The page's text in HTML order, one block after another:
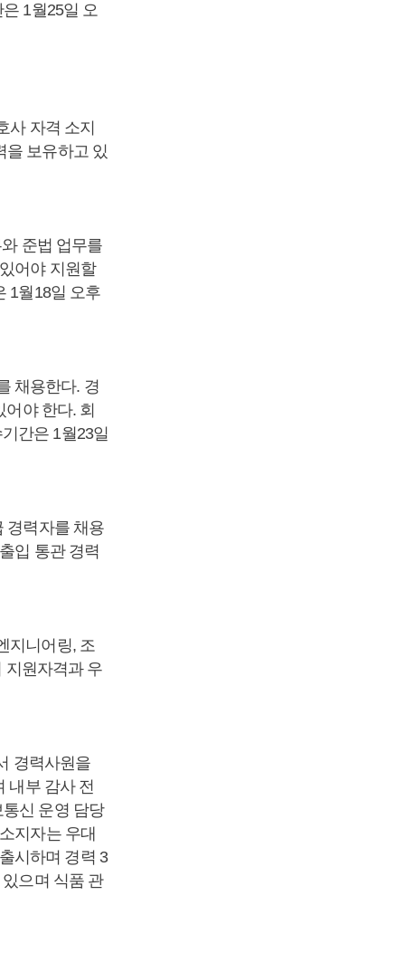
1월25일 오
사 자격 소지
을 보유하고 있
준법 업무를
어야 지원할
1월18일 오후
채용한다. 경
야 한다. 회
간은 1월23일
경력자를 채용
입 통관 경력
지니어링, 조
지원자격과 우
경력사원을
내부 감사 전
신 운영 담당
지자는 우대
시하며 경력 3
으며 식품 관